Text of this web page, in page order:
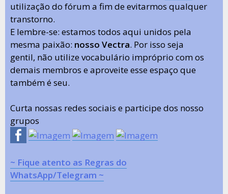
utilização do fórum a fim de evitarmos qualquer
transtorno.
E lembre-se: estamos todos aqui unidos pela
mesma paixão: nosso Vectra. Por isso seja
gentil, não utilize vocabulário impróprio com os
demais membros e aproveite esse espaço que
também é seu.
Curta nossas redes sociais e participe dos nosso
grupos
~ Fique atento as Regras do
WhatsApp/Telegram ~